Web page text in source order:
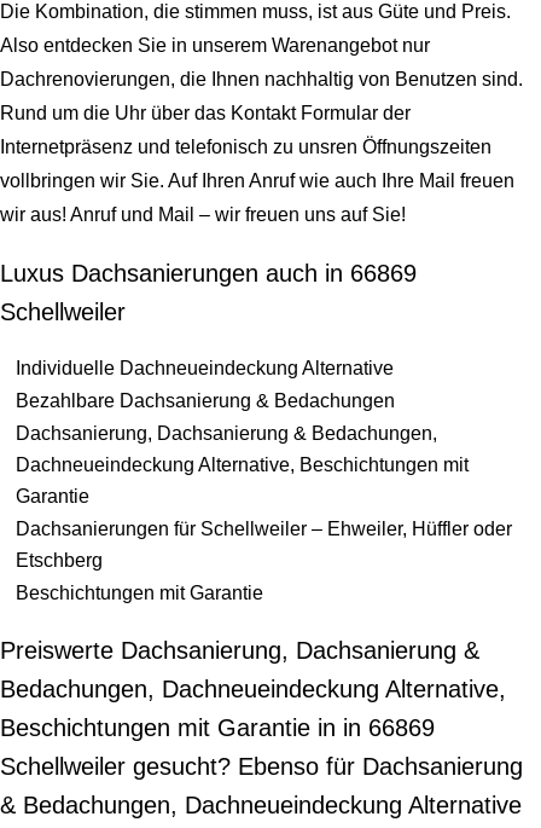
Die Kombination, die stimmen muss, ist aus Güte und Preis.
Also entdecken Sie in unserem Warenangebot nur
Dachrenovierungen, die Ihnen nachhaltig von Benutzen sind.
Rund um die Uhr über das Kontakt Formular der
Internetpräsenz und telefonisch zu unsren Öffnungszeiten
vollbringen wir Sie. Auf Ihren Anruf wie auch Ihre Mail freuen
wir aus! Anruf und Mail – wir freuen uns auf Sie!
Luxus Dachsanierungen auch in 66869
Schellweiler
Individuelle Dachneueindeckung Alternative
Bezahlbare Dachsanierung & Bedachungen
Dachsanierung, Dachsanierung & Bedachungen,
Dachneueindeckung Alternative, Beschichtungen mit
Garantie
Dachsanierungen für Schellweiler – Ehweiler, Hüffler oder
Etschberg
Beschichtungen mit Garantie
Preiswerte Dachsanierung, Dachsanierung &
Bedachungen, Dachneueindeckung Alternative,
Beschichtungen mit Garantie in in 66869
Schellweiler gesucht? Ebenso für Dachsanierung
& Bedachungen, Dachneueindeckung Alternative